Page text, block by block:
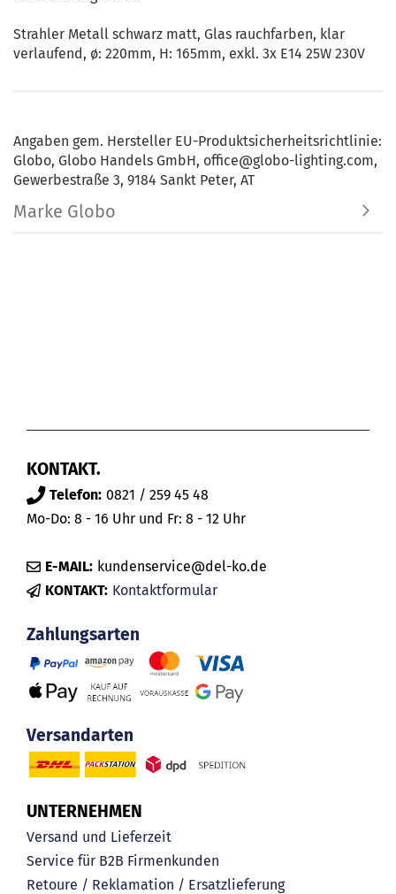
Strahler Metall schwarz matt, Glas rauchfarben, klar
verlaufend, ø: 220mm, H: 165mm, exkl. 3x E14 25W 230V
Angaben gem. Hersteller EU-Produktsicherheitsrichtlinie:
Globo, Globo Handels GmbH, office@globo-lighting.com,
Gewerbestraße 3, 9184 Sankt Peter, AT
Marke Globo
KONTAKT.
Telefon: 0821 / 259 45 48
Mo-Do: 8 - 16 Uhr und Fr: 8 - 12 Uhr
E-MAIL: kundenservice@del-ko.de
KONTAKT: Kontaktformular
Zahlungsarten
Versandarten
UNTERNEHMEN
Versand und Lieferzeit
Service für B2B Firmenkunden
Retoure / Reklamation / Ersatzlieferung